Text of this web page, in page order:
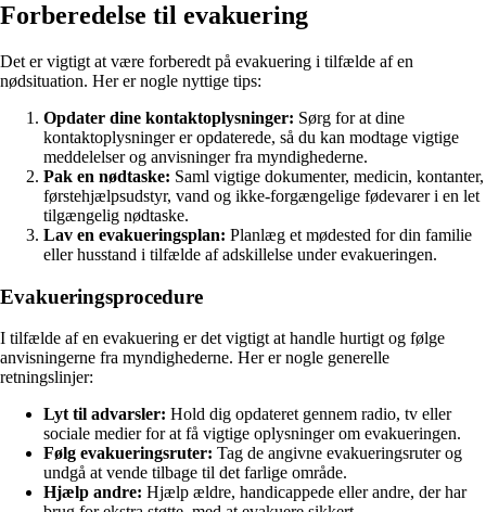
Forberedelse til evakuering
Det er vigtigt at være forberedt på evakuering i tilfælde af en
nødsituation. Her er nogle nyttige tips:
Opdater dine kontaktoplysninger: Sørg for at dine
kontaktoplysninger er opdaterede, så du kan modtage vigtige
meddelelser og anvisninger fra myndighederne.
Pak en nødtaske: Saml vigtige dokumenter, medicin, kontanter,
førstehjælpsudstyr, vand og ikke-forgængelige fødevarer i en let
tilgængelig nødtaske.
Lav en evakueringsplan: Planlæg et mødested for din familie
eller husstand i tilfælde af adskillelse under evakueringen.
Evakueringsprocedure
I tilfælde af en evakuering er det vigtigt at handle hurtigt og følge
anvisningerne fra myndighederne. Her er nogle generelle
retningslinjer:
Lyt til advarsler: Hold dig opdateret gennem radio, tv eller
sociale medier for at få vigtige oplysninger om evakueringen.
Følg evakueringsruter: Tag de angivne evakueringsruter og
undgå at vende tilbage til det farlige område.
Hjælp andre: Hjælp ældre, handicappede eller andre, der har